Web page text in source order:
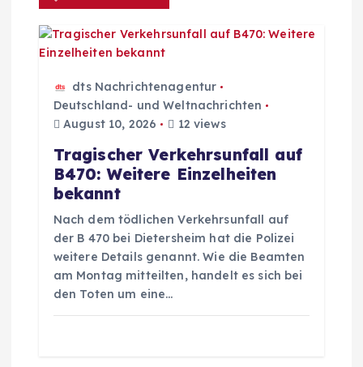
s
dts Nachrichtenagentur
Deutschland- und Weltnachrichten
August 10, 2026
12 views
Tragischer Verkehrsunfall auf
B470: Weitere Einzelheiten
bekannt
Nach dem tödlichen Verkehrsunfall auf
der B 470 bei Dietersheim hat die Polizei
weitere Details genannt. Wie die Beamten
am Montag mitteilten, handelt es sich bei
den Toten um eine…